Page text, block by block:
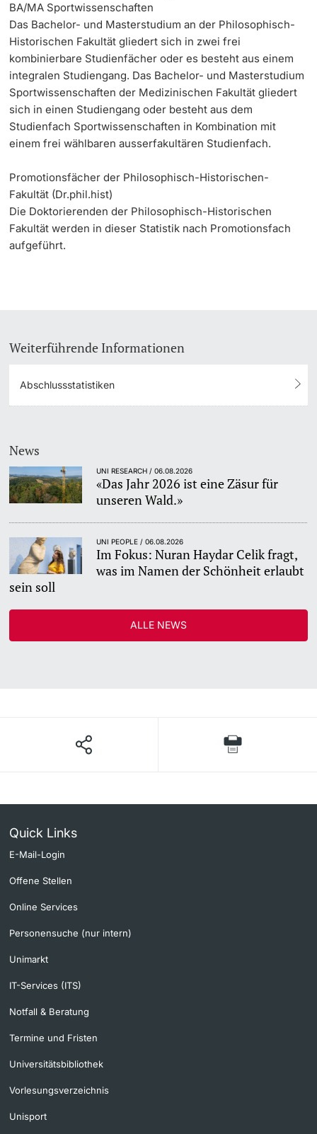
BA/MA Sportwissenschaften
Das Bachelor- und Masterstudium an der Philosophisch-
Historischen Fakultät gliedert sich in zwei frei
kombinierbare Studienfächer oder es besteht aus einem
integralen Studiengang. Das Bachelor- und Masterstudium
Sportwissenschaften der Medizinischen Fakultät gliedert
sich in einen Studiengang oder besteht aus dem
Studienfach Sportwissenschaften in Kombination mit
einem frei wählbaren ausserfakultären Studienfach.
Promotionsfächer der Philosophisch-Historischen-
Fakultät (Dr.phil.hist)
Die Doktorierenden der Philosophisch-Historischen
Fakultät werden in dieser Statistik nach Promotionsfach
aufgeführt.
Weiterführende Informationen
Abschlussstatistiken
News
UNI RESEARCH / 06.08.2026
«Das Jahr 2026 ist eine Zäsur für
unseren Wald.»
UNI PEOPLE / 06.08.2026
Im Fokus: Nuran Haydar Celik fragt,
was im Namen der Schönheit erlaubt
sein soll
ALLE NEWS
Quick Links
E-Mail-Login
Offene Stellen
Online Services
Personensuche (nur intern)
Unimarkt
IT-Services (ITS)
Notfall & Beratung
Termine und Fristen
Universitätsbibliothek
Vorlesungsverzeichnis
Unisport